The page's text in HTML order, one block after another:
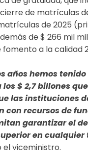
de matrículas
de 2025
de $ 266 mil
fomento a la calidad
años hemos
$ 2,7 billones
las instituciones
con recursos de
garantizar el
en
el viceministro.